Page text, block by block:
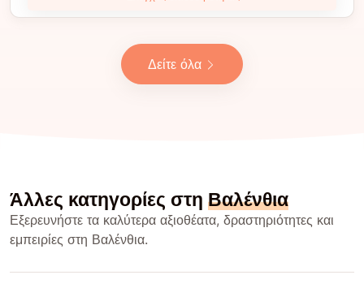
Δείτε όλα
Άλλες κατηγορίες στη Βαλένθια
Εξερευνήστε τα καλύτερα αξιοθέατα, δραστηριότητες και
εμπειρίες στη Βαλένθια.